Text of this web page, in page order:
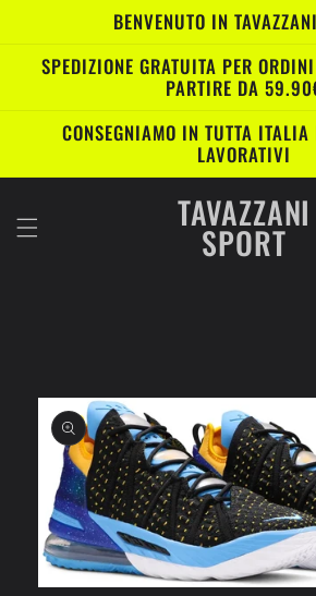
direttamenteBENVENUTO IN
SPEDIZIONE GRATUITA PER
PARTIRE DA
CONSEGNIAMO IN TUTTA
LAVORATIVI
TAVAZZANI
SPORT